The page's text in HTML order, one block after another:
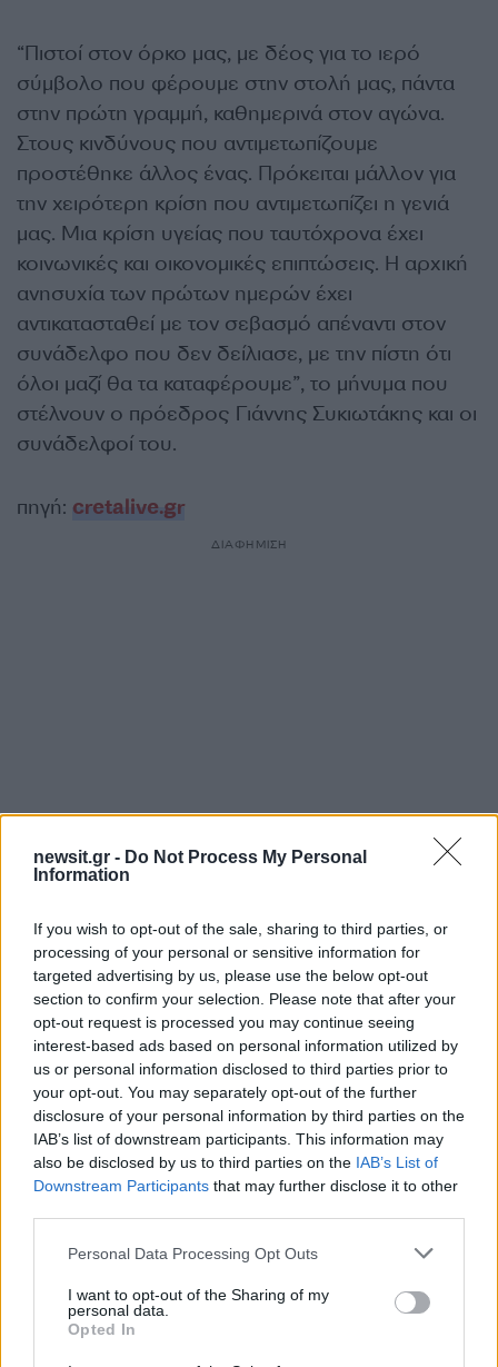
newsit.gr - Do Not Process My Personal
Information
If you wish to opt-out of the sale, sharing to third parties, or
processing of your personal or sensitive information for
targeted advertising by us, please use the below opt-out
section to confirm your selection. Please note that after your
opt-out request is processed you may continue seeing
interest-based ads based on personal information utilized by
us or personal information disclosed to third parties prior to
your opt-out. You may separately opt-out of the further
disclosure of your personal information by third parties on the
IAB’s list of downstream participants. This information may
also be disclosed by us to third parties on the IAB’s List of
Downstream Participants that may further disclose it to other
Please note that this website/app uses one or more Google
not limited to your visit or usage behaviour. You may click to
grant or deny consent to Google and its third-party tags to
use your data for below specified purposes in below Google
Personal Data Processing Opt Outs
I want to opt-out of the Sharing of my
personal data.
Opted In
“Πιστοί στον όρκο μας, με δέος για το ιερό
σύμβολο που φέρουμε στην στολή μας, πάντα
στην πρώτη γραμμή, καθημερινά στον αγώνα.
Στους κινδύνους που αντιμετωπίζουμε
προστέθηκε άλλος ένας. Πρόκειται μάλλον για
την χειρότερη κρίση που αντιμετωπίζει η γενιά
μας. Μια κρίση υγείας που ταυτόχρονα έχει
κοινωνικές και οικονομικές επιπτώσεις. Η αρχική
ανησυχία των πρώτων ημερών έχει
αντικατασταθεί με τον σεβασμό απέναντι στον
συνάδελφο που δεν δείλιασε, με την πίστη ότι
όλοι μαζί θα τα καταφέρουμε”, το μήνυμα που
στέλνουν ο πρόεδρος Γιάννης Συκιωτάκης και οι
συνάδελφοί του.
πηγή: cretalive.gr
ΔΙΑΦΗΜΙΣΗ
Σχόλια
Αν τα χάσατε
Στη ΓΑΔΑ η 46χρονη που
κατηγορείται για
συμμετοχή στην τραγωδία
της Μαρφίν - Μεταφέρθηκε
αεροδρόμιο
Τραμπ: «Ο πόλεμος
Ιράν θα τελειώσει
σύντομα – Εμείς
τα Στενά του